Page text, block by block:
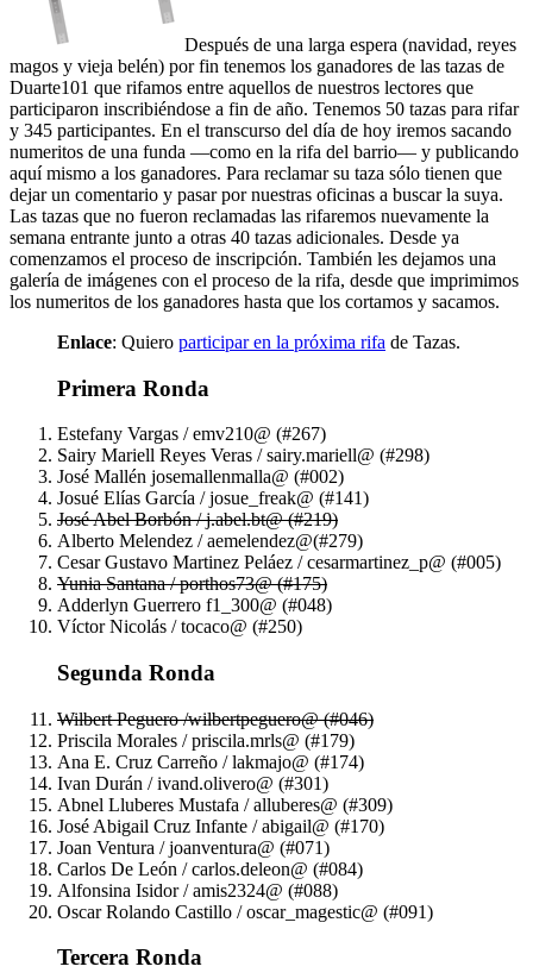
Después de una larga espera (navidad, reyes
magos y vieja belén) por fin tenemos los ganadores de las tazas de
Duarte101 que rifamos entre aquellos de nuestros lectores que
participaron inscribiéndose a fin de año. Tenemos 50 tazas para rifar
y 345 participantes. En el transcurso del día de hoy iremos sacando
numeritos de una funda —como en la rifa del barrio— y publicando
aquí mismo a los ganadores. Para reclamar su taza sólo tienen que
dejar un comentario y pasar por nuestras oficinas a buscar la suya.
Las tazas que no fueron reclamadas las rifaremos nuevamente la
semana entrante junto a otras 40 tazas adicionales. Desde ya
comenzamos el proceso de inscripción. También les dejamos una
galería de imágenes con el proceso de la rifa, desde que imprimimos
los numeritos de los ganadores hasta que los cortamos y sacamos.
Enlace: Quiero participar en la próxima rifa de Tazas.
Primera Ronda
Estefany Vargas / emv210@ (#267)
Sairy Mariell Reyes Veras / sairy.mariell@ (#298)
José Mallén josemallenmalla@ (#002)
Josué Elías García / josue_freak@ (#141)
José Abel Borbón / j.abel.bt@ (#219)
Alberto Melendez / aemelendez@(#279)
Cesar Gustavo Martinez Peláez / cesarmartinez_p@ (#005)
Yunia Santana / porthos73@ (#175)
Adderlyn Guerrero f1_300@ (#048)
Víctor Nicolás / tocaco@ (#250)
Segunda Ronda
Wilbert Peguero /wilbertpeguero@ (#046)
Priscila Morales / priscila.mrls@ (#179)
Ana E. Cruz Carreño / lakmajo@ (#174)
Ivan Durán / ivand.olivero@ (#301)
Abnel Lluberes Mustafa / alluberes@ (#309)
José Abigail Cruz Infante / abigail@ (#170)
Joan Ventura / joanventura@ (#071)
Carlos De León / carlos.deleon@ (#084)
Alfonsina Isidor / amis2324@ (#088)
Oscar Rolando Castillo / oscar_magestic@ (#091)
Tercera Ronda